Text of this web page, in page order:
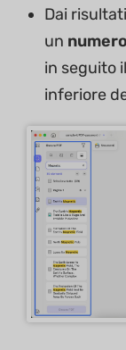
Dai
un
in seguito
inferiore